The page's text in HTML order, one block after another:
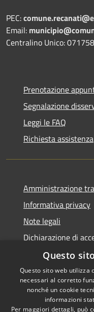
PEC:
Email:
Centralino Unico:
Prenotazione
Segnalazione
Leggi le FAQ
Richiesta assistenza
Amministrazione
Informativa privacy
Note legali
Dichiarazione di
Accessibilità
Questo
Questo sito web utilizza
necessari al corretto
nonché un cookie
informazioni
Per maggiori dettagli, può